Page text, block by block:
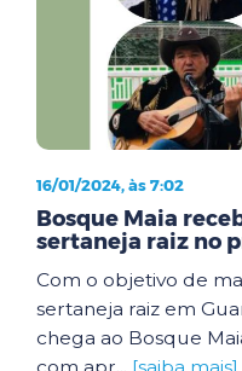
16/01/2024, às 7:02
Bosque Maia
sertaneja raiz no
Com o objetivo de
sertaneja raiz em
chega ao Bosque
com apr... [saiba mais]